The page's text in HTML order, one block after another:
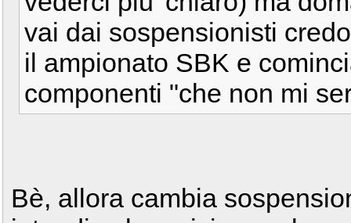
vai dai sospensionisti
il ampionato SBK e
componenti "che non mi
Bè, allora cambia